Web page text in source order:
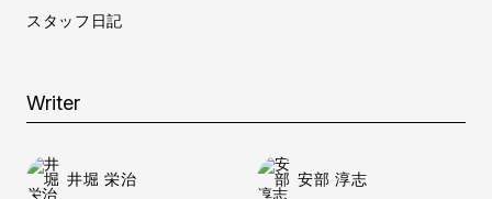
スタッフ日記
Writer
井堀 栄治 安部 淳志